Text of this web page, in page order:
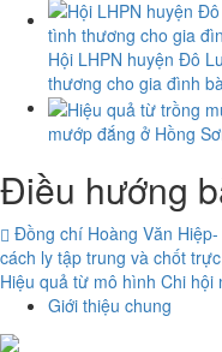
Hội LHPN huyện Đô
thương cho gia đình
mướp đắng ở Hồng
Điều hướng
Đồng chí Hoàng Văn
cách ly tập trung và chốt
Hiệu quả từ mô hình Chi hội
Giới thiệu chung